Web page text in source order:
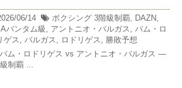
06/14 ボクシング 3階級制覇, DAZN,
バンタム級, アントニオ・バルガス , バム・ロ
ゲス , バルガス , ロドリゲス , 勝敗予想
バム・ロドリゲス vs アントニオ・バルガス —
制覇 ...